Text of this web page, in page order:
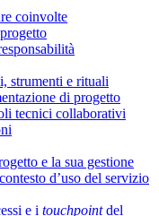
coinvolte
strumenti e rituali
di progetto
tecnici collaborativi
e la sua gestione
d’uso del servizio
e i touchpointdel